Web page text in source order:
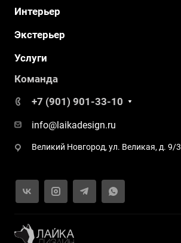
Интерьер
Экстерьер
Услуги
Команда
+7 (901) 901-33-10
info@laikadesign.ru
Великий Новгород, ул. Великая, д. 9/3